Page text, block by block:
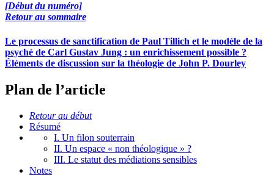
[Début du numéro]
Retour au sommaire
Le processus de sanctification de Paul Tillich et le modèle de la
psyché de Carl Gustav Jung : un enrichissement possible ?
Éléments de discussion sur la théologie de John P. Dourley
Plan de l’article
Retour au début
Résumé
I. Un filon souterrain
II. Un espace « non théologique » ?
III. Le statut des médiations sensibles
Notes